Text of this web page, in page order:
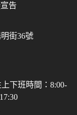
告
街36號
下班時間：8:00-